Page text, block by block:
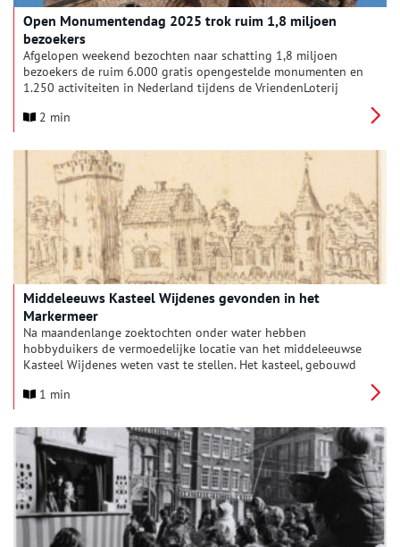
Open Monumentendag 2025 trok ruim 1,8 miljoen
bezoekers
Afgelopen weekend bezochten naar schatting 1,8 miljoen
bezoekers de ruim 6.000 gratis opengestelde monumenten en
1.250 activiteiten in Nederland tijdens de VriendenLoterij
mensen er niet van Open Monumentendag te bezoeken.
2 min
Middeleeuws Kasteel Wijdenes gevonden in het
Markermeer
Na maandenlange zoektochten onder water hebben
hobbyduikers de vermoedelijke locatie van het middeleeuwse
Kasteel Wijdenes weten vast te stellen. Het kasteel, gebouwd
gewelddadige strijd tussen het graafschap Holland en de
1 min